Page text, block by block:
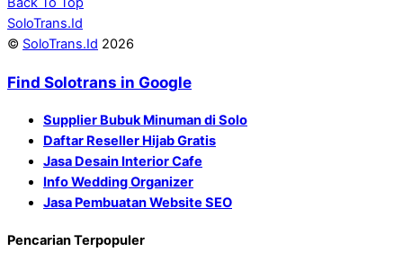
SoloTrans.Id
© SoloTrans.Id 2026
Find Solotrans in Google
Supplier Bubuk Minuman di Solo
Daftar Reseller Hijab Gratis
Jasa Desain Interior Cafe
Info Wedding Organizer
Jasa Pembuatan Website SEO
Pencarian Terpopuler